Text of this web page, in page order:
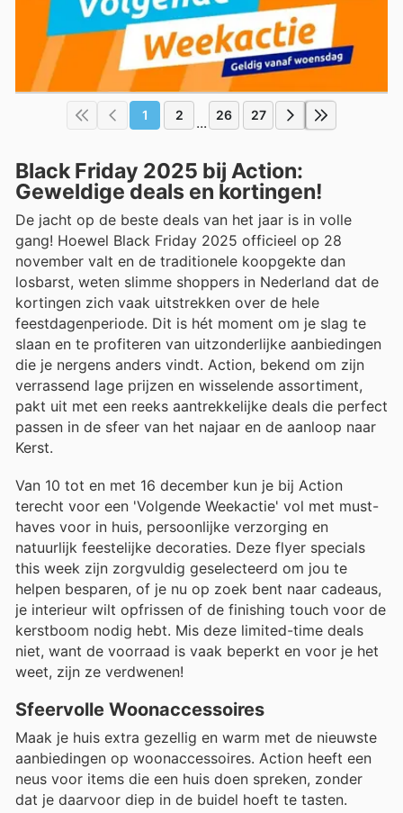
1 2 ... 26 27
Black Friday 2025 bij Action:
Geweldige deals en kortingen!
De jacht op de beste deals van het jaar is in volle
gang! Hoewel Black Friday 2025 officieel op 28
november valt en de traditionele koopgekte dan
losbarst, weten slimme shoppers in Nederland dat de
kortingen zich vaak uitstrekken over de hele
feestdagenperiode. Dit is hét moment om je slag te
slaan en te profiteren van uitzonderlijke aanbiedingen
die je nergens anders vindt. Action, bekend om zijn
verrassend lage prijzen en wisselende assortiment,
pakt uit met een reeks aantrekkelijke deals die perfect
passen in de sfeer van het najaar en de aanloop naar
Kerst.
Van 10 tot en met 16 december kun je bij Action
terecht voor een 'Volgende Weekactie' vol met must-
haves voor in huis, persoonlijke verzorging en
natuurlijk feestelijke decoraties. Deze flyer specials
this week zijn zorgvuldig geselecteerd om jou te
helpen besparen, of je nu op zoek bent naar cadeaus,
je interieur wilt opfrissen of de finishing touch voor de
kerstboom nodig hebt. Mis deze limited-time deals
niet, want de voorraad is vaak beperkt en voor je het
weet, zijn ze verdwenen!
Sfeervolle Woonaccessoires
Maak je huis extra gezellig en warm met de nieuwste
aanbiedingen op woonaccessoires. Action heeft een
neus voor items die een huis doen spreken, zonder
dat je daarvoor diep in de buidel hoeft te tasten.